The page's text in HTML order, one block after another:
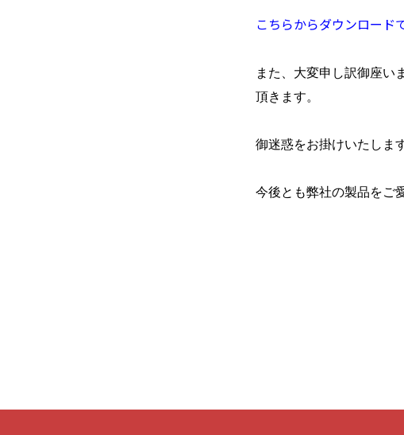
こちらからダウンロード
また、大変申し訳御座い
頂きます。
御迷惑をお掛けいたしま
今後とも弊社の製品をご